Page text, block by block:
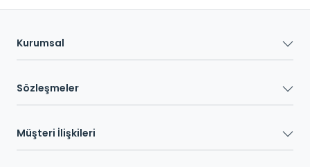
Kurumsal
Sözleşmeler
Müşteri İlişkileri